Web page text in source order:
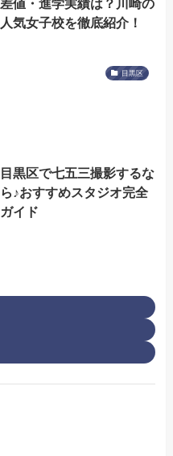
差値・進学実績は？川崎の
人気女子校を徹底紹介！
目黒区
目黒区で七五三撮影するな
ら♪おすすめスタジオ完全
ガイド